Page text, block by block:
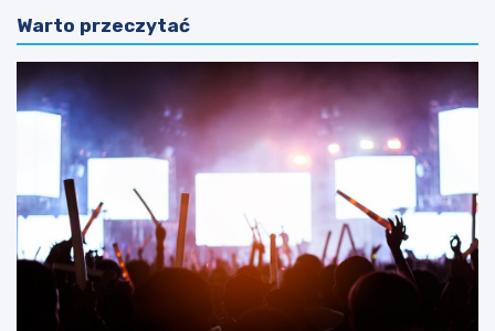
Warto przeczytać